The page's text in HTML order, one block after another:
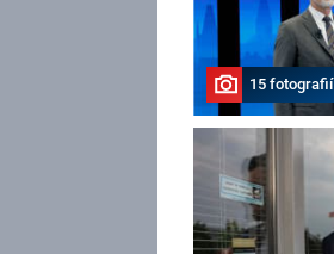
15 fotografií